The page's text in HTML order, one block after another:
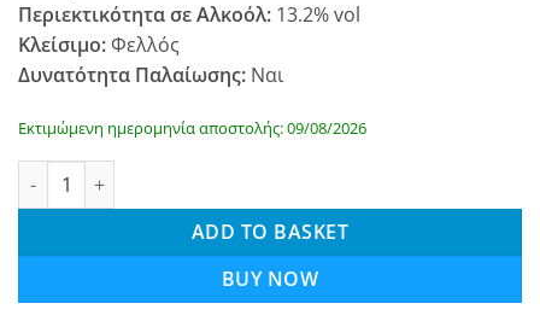
Περιεκτικότητα σε Αλκοόλ: 13.2% vol
Κλείσιμο:Φελλός
Δυνατότητα Παλαίωσης: Ναι
Εκτιμώμενη ημερομηνία αποστολής: 09/08/2026
Μικρά Θήρα Terrasea 2023 quantity
ADD TO BASKET
BUY NOW